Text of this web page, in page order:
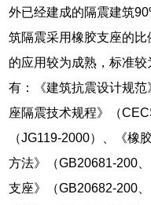
外已经建成的隔震建筑
筑隔震采用橡胶支座的
的应用较为成熟，标准
有：《建筑抗震设计规
座隔震技术规程》（
（JG119-2000）、《橡
方法》（GB20681-200
支座》（GB20682-200